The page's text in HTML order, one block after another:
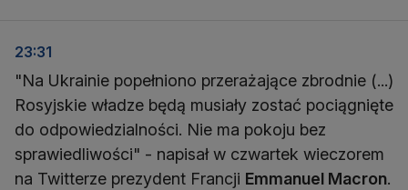
23:31
"Na Ukrainie popełniono przerażające zbrodnie (...)
Rosyjskie władze będą musiały zostać pociągnięte
do odpowiedzialności. Nie ma pokoju bez
sprawiedliwości" - napisał w czwartek wieczorem
na Twitterze prezydent Francji Emmanuel Macron.